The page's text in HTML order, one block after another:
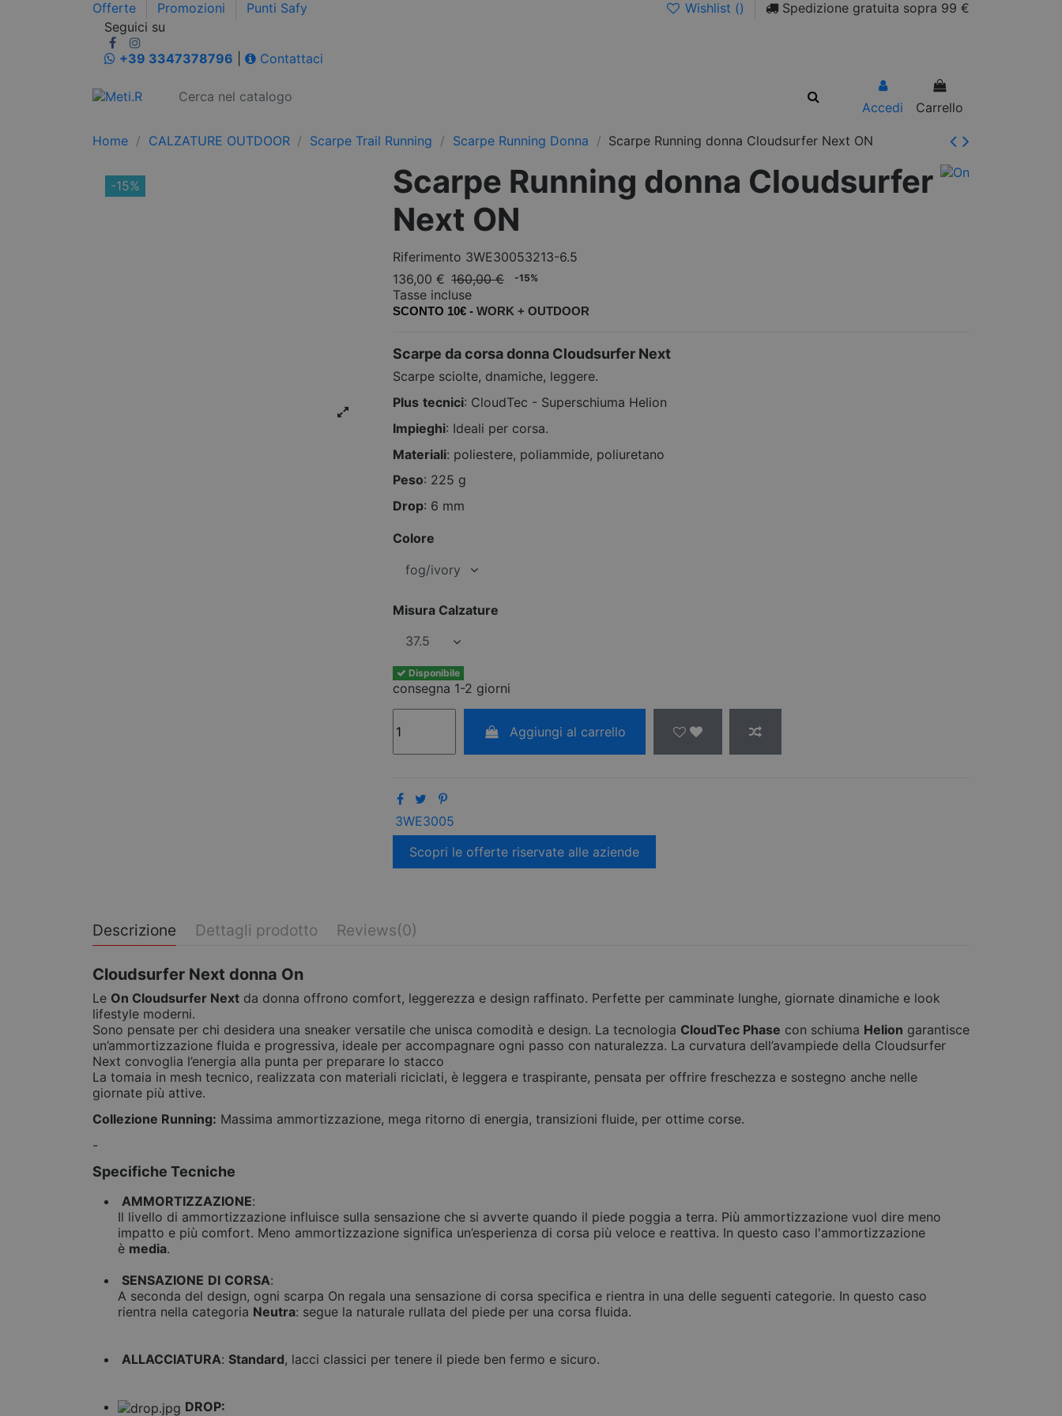
Offerte Promozioni Punti Safy Wishlist ()
Spedizione gratuita sopra 99 €
Seguici su
+39 3347378796
Contattaci
Accedi Carrello
Home CALZATURE OUTDOOR Scarpe Trail Running Scarpe Running Donna Scarpe Running donna Cloudsurfer Next ON
-15%
Scarpe Running donna Cloudsurfer
Next ON
Riferimento 3WE30053213-6.5
136,00 € 160,00 € -15%
Tasse incluse
SCONTO 10€ - WORK + OUTDOOR
Scarpe da corsa donna Cloudsurfer Next
Scarpe sciolte, dnamiche, leggere.
Plus tecnici: CloudTec - Superschiuma Helion
Impieghi: Ideali per corsa.
Materiali: poliestere, poliammide, poliuretano
Peso: 225 g
Drop: 6 mm
Colore
Misura Calzature
Disponibile
consegna 1-2 giorni
Aggiungi al carrello
3WE3005
Scopri le offerte riservate alle aziende
Descrizione Dettagli prodotto Reviews(0)
Cloudsurfer Next donna On
Le On Cloudsurfer Next da donna offrono comfort, leggerezza e design raffinato. Perfette per camminate lunghe, giornate dinamiche e look
lifestyle moderni.
Sono pensate per chi desidera una sneaker versatile che unisca comodità e design. La tecnologia CloudTec Phase con schiuma Helion garantisce
un’ammortizzazione fluida e progressiva, ideale per accompagnare ogni passo con naturalezza. La curvatura dell’avampiede della Cloudsurfer
Next convoglia l’energia alla punta per preparare lo stacco
La tomaia in mesh tecnico, realizzata con materiali riciclati, è leggera e traspirante, pensata per offrire freschezza e sostegno anche nelle
giornate più attive.
Collezione Running: Massima ammortizzazione, mega ritorno di energia, transizioni fluide, per ottime corse.
-
Specifiche Tecniche
AMMORTIZZAZIONE:
Il livello di ammortizzazione influisce sulla sensazione che si avverte quando il piede poggia a terra. Più ammortizzazione vuol dire meno
impatto e più comfort. Meno ammortizzazione significa un’esperienza di corsa più veloce e reattiva. In questo caso l'ammortizzazione
è media.
SENSAZIONE DI CORSA:
A seconda del design, ogni scarpa On regala una sensazione di corsa specifica e rientra in una delle seguenti categorie. In questo caso
rientra nella categoria Neutra: segue la naturale rullata del piede per una corsa fluida.
ALLACCIATURA: Standard, lacci classici per tenere il piede ben fermo e sicuro.
DROP: